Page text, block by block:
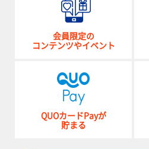
会員限定の
コンテンツやイベント
QUOカードPayが
貯まる